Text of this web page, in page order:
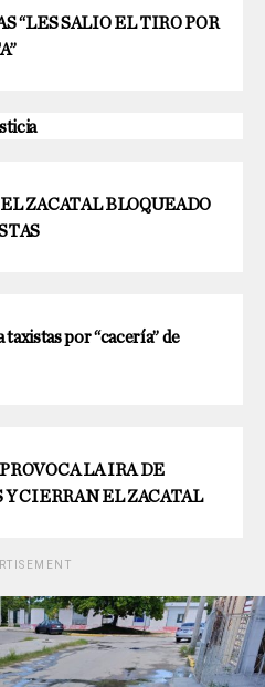
“LES SALIO EL TIRO POR
ZACATAL BLOQUEADO
por “cacería” de
LA IRA DE
Y CIERRAN EL ZACATAL